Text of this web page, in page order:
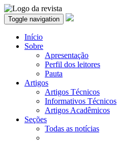
Toggle navigation
Início
Sobre
Apresentação
Perfil dos leitores
Pauta
Artigos
Artigos Técnicos
Informativos Técnicos
Artigos Acadêmicos
Seções
Todas as notícias